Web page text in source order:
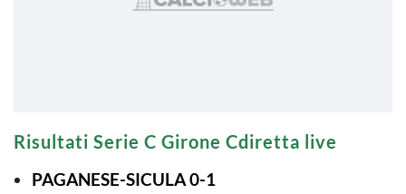
Risultati Serie C Girone Cdiretta live
PAGANESE-SICULA0-1